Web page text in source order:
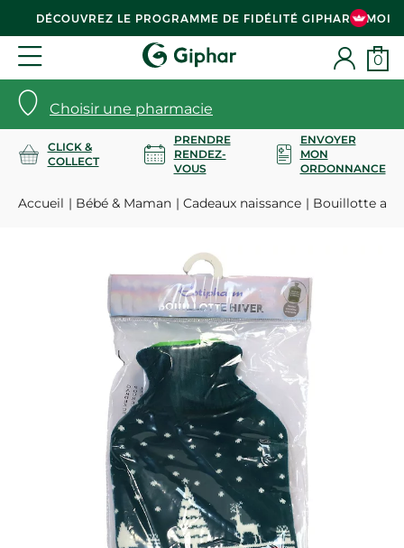
DÉCOUVREZ LE PROGRAMME DE FIDÉLITÉ GIPHAR & MOI
Choisir une pharmacie
0
CLICK &
COLLECT
PRENDRE
RENDEZ-
VOUS
ENVOYER
MON
ORDONNANCE
Accueil Bébé & Maman Cadeaux naissance Bouillotte